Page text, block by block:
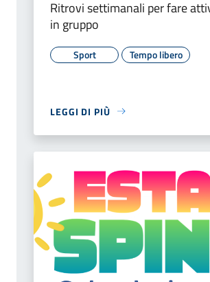
Ritrovi settimanali per fare
in gruppo
Sport Tempo libero
LEGGI DI PIÙ